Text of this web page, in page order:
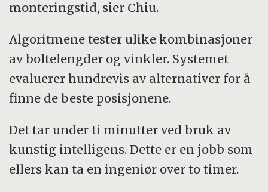
monteringstid, sier Chiu.
Algoritmene tester ulike kombinasjoner
av boltelengder og vinkler. Systemet
evaluerer hundrevis av alternativer for å
finne de beste posisjonene.
Det tar under ti minutter ved bruk av
kunstig intelligens. Dette er en jobb som
ellers kan ta en ingeniør over to timer.